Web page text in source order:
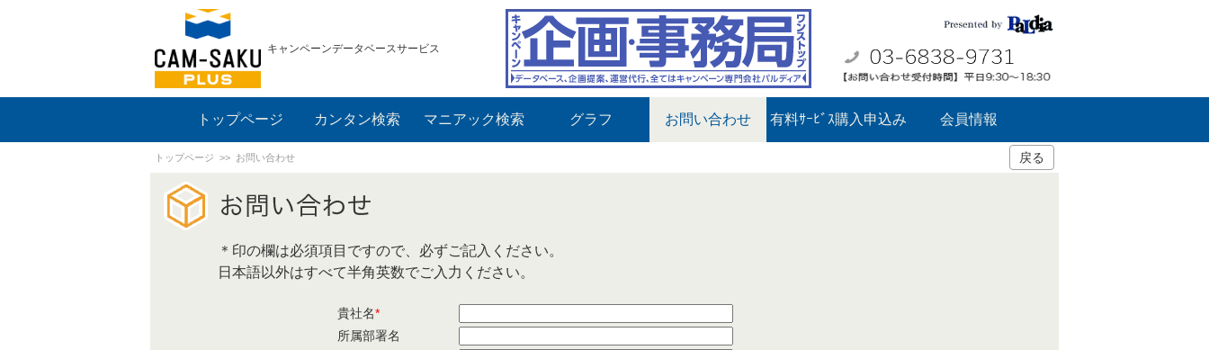
キャンペーンデータベースサービス
トップページ カンタン検索 マニアック検索 グラフ お問い合わせ 有料ｻｰﾋﾞｽ購入申込み 会員情報
トップページ >> お問い合わせ 戻る
＊印の欄は必須項目ですので、必ずご記入ください。
日本語以外はすべて半角英数でご入力ください。
貴社名*
所属部署名